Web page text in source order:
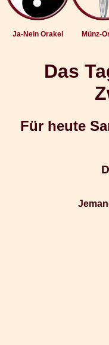
Ja-Nein Orakel Münz-
Das
Für heute